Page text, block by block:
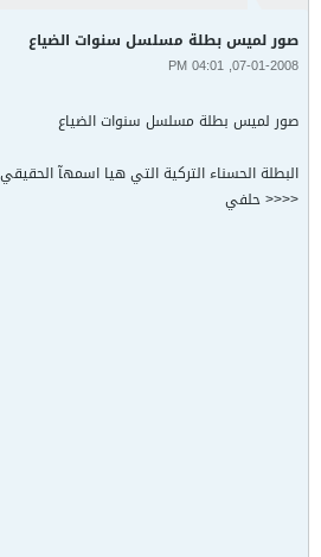
صور لميس بطلة مسلسل سنوات الضياع
07-01-2008, 04:01 PM
صور لميس بطلة مسلسل سنوات الضياع
البطلة الحسناء التركية التي هيا اسمهآ
<<<< حلفي